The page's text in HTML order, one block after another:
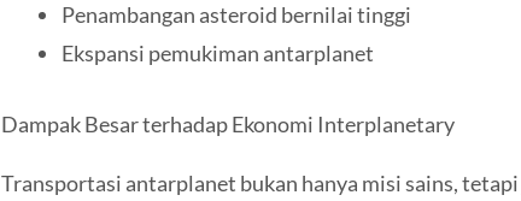
Penambangan asteroid bernilai tinggi
Ekspansi pemukiman antarplanet
Dampak Besar terhadap Ekonomi Interplanetary
Transportasi antarplanet bukan hanya misi sains,